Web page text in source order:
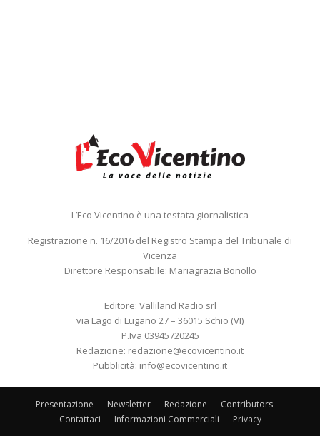
L’Eco Vicentino è una testata giornalistica
Registrazione n. 16/2016 del Registro Stampa del Tribunale di
Vicenza
Direttore Responsabile: Mariagrazia Bonollo
Editore: Valliland Radio srl
via Lago di Lugano 27 – 36015 Schio (VI)
P.Iva 03945720245
Redazione: redazione@ecovicentino.it
Pubblicità: info@ecovicentino.it
Presentazione Newsletter Redazione
Contributors
Contattaci
Informazioni Commerciali Privacy